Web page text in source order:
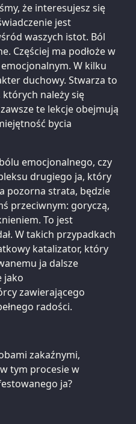
że interesujesz się
jest
waszych istot. Ból
Częściej ma podłoże w
W kilku
duchowy. Stwarza to
których należy się
te lekcje obejmują
bycia
emocjonalnego, czy
drugiego ja, który
pozorna strata, będzie
przeciwnym: goryczą,
To jest
W takich przypadkach
katalizator, który
ja dalsze
jako
zawierającego
radości.
zakaźnymi,
tym procesie w
ja?